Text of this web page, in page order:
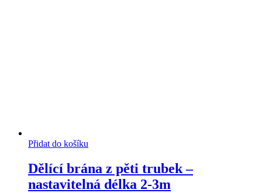
Přidat do košíku
Dělící brána z pěti trubek –
nastavitelná délka 2-3m